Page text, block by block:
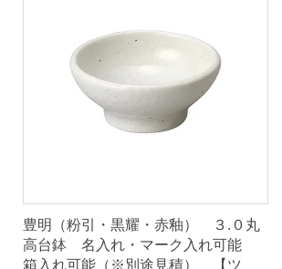
豊明（粉引・黒耀・赤釉） ３.０丸
高台鉢 名入れ・マーク入れ可能
箱入れ可能（※別途見積） 【ツ